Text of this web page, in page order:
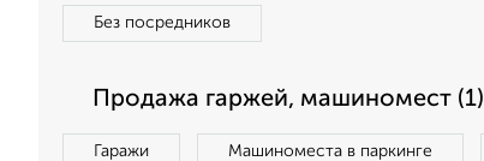
Без посредников
Продажа гаржей, машиномест (1)
Гаражи Машиноместа в паркинге